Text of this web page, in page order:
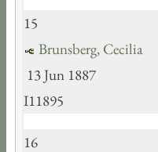
15
Brunsberg, Cecilia
13 Jun 1887
I11895
16